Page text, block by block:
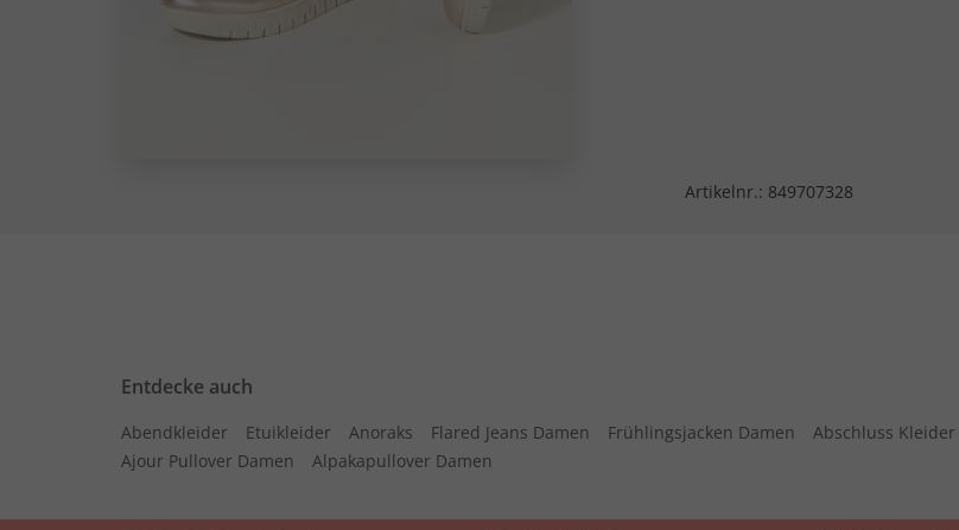
Artikelnr.: 849707328
Entdecke auch
Abendkleider Etuikleider Anoraks Flared Jeans Damen Frühlingsjacken Damen Abschluss Kleider
Ajour Pullover Damen
Alpakapullover Damen